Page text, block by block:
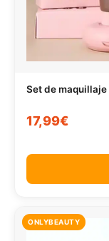
Set de maquillaje
17,99€
ONLYBEAUTY